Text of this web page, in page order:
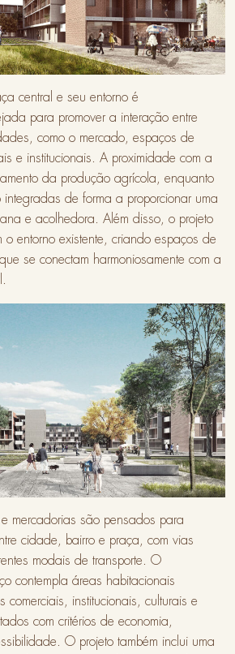
central e seu entorno é
para promover a interação entre
como o mercado, espaços de
e institucionais. A proximidade com a
da produção agrícola, enquanto
de forma a proporcionar uma
e acolhedora. Além disso, o projeto
entorno existente, criando espaços de
se conectam harmoniosamente com a
mercadorias são pensados para
cidade, bairro e praça, com vias
modais de transporte. O
contempla áreas habitacionais
comerciais, institucionais, culturais e
com critérios de economia,
O projeto também inclui uma